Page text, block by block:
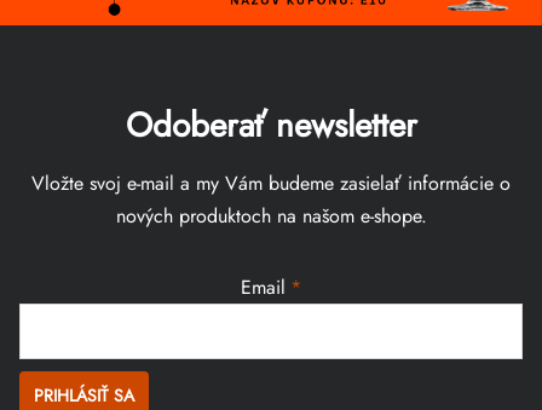
Odoberať newsletter
Vložte svoj e-mail a my Vám budeme zasielať informácie o
nových produktoch na našom e-shope.
Email
PRIHLÁSIŤ SA